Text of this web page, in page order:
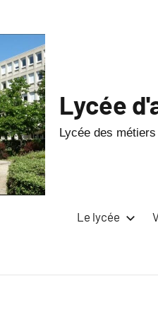
Lycée
Lycée des
Le lycée